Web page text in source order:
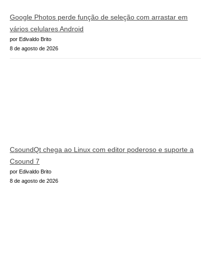
Google Photos perde função de seleção com arrastar em
vários celulares Android
por Edivaldo Brito
8 de agosto de 2026
CsoundQt chega ao Linux com editor poderoso e suporte a
Csound 7
por Edivaldo Brito
8 de agosto de 2026